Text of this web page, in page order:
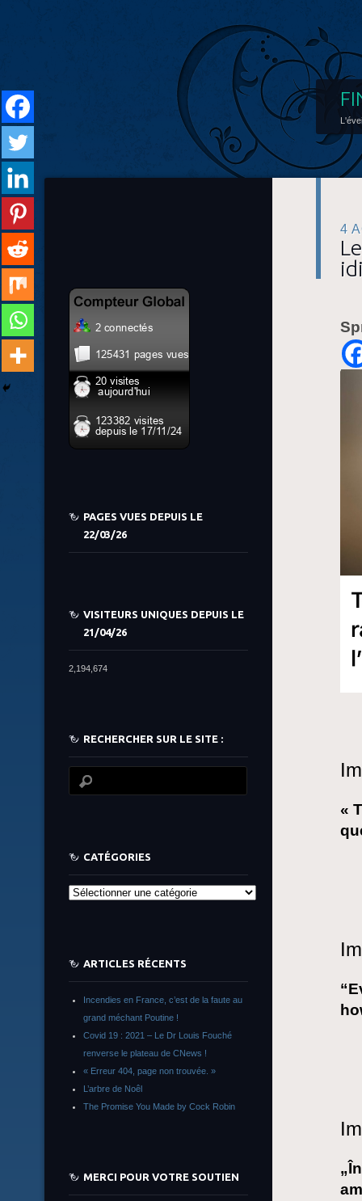
4
«
PAGES VUES DEPUIS LE
22/03/26
VISITEURS UNIQUES DEPUIS LE
21/04/26
2,194,674
RECHERCHER SUR LE SITE :
CATÉGORIES
Catégories
ARTICLES RÉCENTS
Incendies en France, c’est de la faute au
grand méchant Poutine !
Covid 19 : 2021 – Le Dr Louis Fouché
renverse le plateau de CNews !
« Erreur 404, page non trouvée. »
L’arbre de Noêl
The Promise You Made by Cock Robin
MERCI POUR VOTRE SOUTIEN